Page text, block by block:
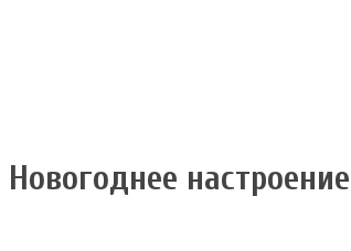
Новогоднее настроение